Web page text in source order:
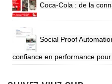
Coca-Cola : de la
Social Proof
confiance en performance